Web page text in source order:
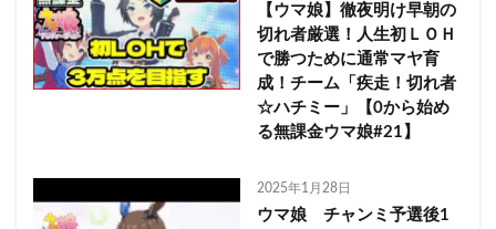
【ウマ娘】徹夜明け早朝の
切れ者厳選！人生初ＬＯＨ
で勝つために通常マヤ育
成！チーム「疾走！切れ者
☆ハチミー」【0から始め
る無課金ウマ娘#21】
2025年1月28日
ウマ娘 チャンミ予選後1